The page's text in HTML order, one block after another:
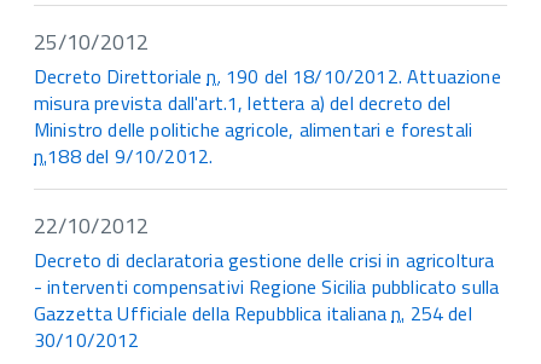
25/10/2012
Decreto Direttorialen. 190 del 18/10/2012. Attuazione
misura prevista dall'art.1, lettera a) del decreto del
Ministro delle politiche agricole, alimentari e forestali
n.188 del 9/10/2012.
22/10/2012
Decreto di declaratoria gestione delle crisi in agricoltura
- interventi compensativi Regione Sicilia pubblicato sulla
Gazzetta Ufficiale della Repubblica italianan. 254 del
30/10/2012